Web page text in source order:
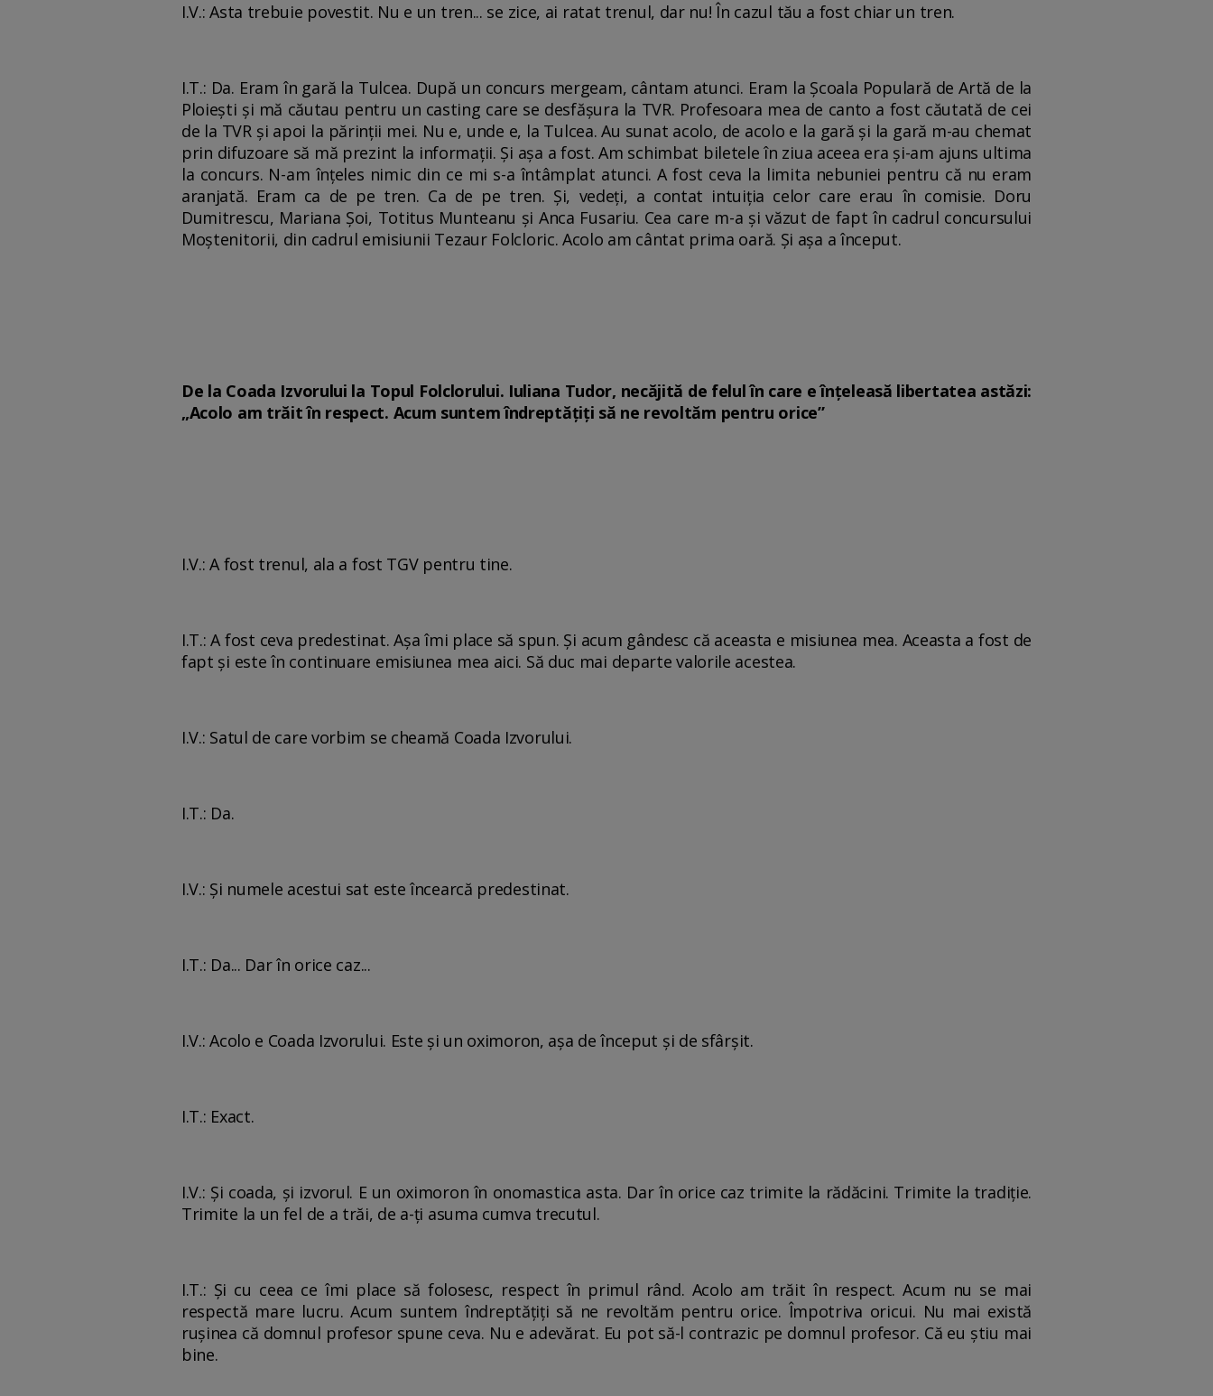
I.V.: Asta trebuie povestit. Nu e un tren... se zice, ai ratat trenul, dar nu! În cazul tău a fost chiar un tren.
I.T.: Da. Eram în gară la Tulcea. După un concurs mergeam, cântam atunci. Eram la Şcoala Populară de Artă de la
Ploieşti şi mă căutau pentru un casting care se desfăşura la TVR. Profesoara mea de canto a fost căutată de cei
de la TVR şi apoi la părinţii mei. Nu e, unde e, la Tulcea. Au sunat acolo, de acolo e la gară şi la gară m-au chemat
prin difuzoare să mă prezint la informaţii. Şi aşa a fost. Am schimbat biletele în ziua aceea era şi-am ajuns ultima
la concurs. N-am înţeles nimic din ce mi s-a întâmplat atunci. A fost ceva la limita nebuniei pentru că nu eram
aranjată. Eram ca de pe tren. Ca de pe tren. Şi, vedeţi, a contat intuiţia celor care erau în comisie. Doru
Dumitrescu, Mariana Şoi, Totitus Munteanu şi Anca Fusariu. Cea care m-a şi văzut de fapt în cadrul concursului
Moştenitorii, din cadrul emisiunii Tezaur Folcloric. Acolo am cântat prima oară. Şi aşa a început.
De la Coada Izvorului la Topul Folclorului. Iuliana Tudor, necăjită de felul în care e înțeleasă libertatea astăzi:
„Acolo am trăit în respect. Acum suntem îndreptăţiţi să ne revoltăm pentru orice”
I.V.: A fost trenul, ala a fost TGV pentru tine.
I.T.: A fost ceva predestinat. Aşa îmi place să spun. Şi acum gândesc că aceasta e misiunea mea. Aceasta a fost de
fapt şi este în continuare emisiunea mea aici. Să duc mai departe valorile acestea.
I.V.: Satul de care vorbim se cheamă Coada Izvorului.
I.T.: Da.
I.V.: Și numele acestui sat este încearcă predestinat.
I.T.: Da... Dar în orice caz...
I.V.: Acolo e Coada Izvorului. Este şi un oximoron, așa de început și de sfârșit.
I.T.: Exact.
I.V.: Şi coada, şi izvorul. E un oximoron în onomastica asta. Dar în orice caz trimite la rădăcini. Trimite la tradiţie.
Trimite la un fel de a trăi, de a-ţi asuma cumva trecutul.
I.T.: Şi cu ceea ce îmi place să folosesc, respect în primul rând. Acolo am trăit în respect. Acum nu se mai
respectă mare lucru. Acum suntem îndreptăţiţi să ne revoltăm pentru orice. Împotriva oricui. Nu mai există
ruşinea că domnul profesor spune ceva. Nu e adevărat. Eu pot să-l contrazic pe domnul profesor. Că eu ştiu mai
bine.